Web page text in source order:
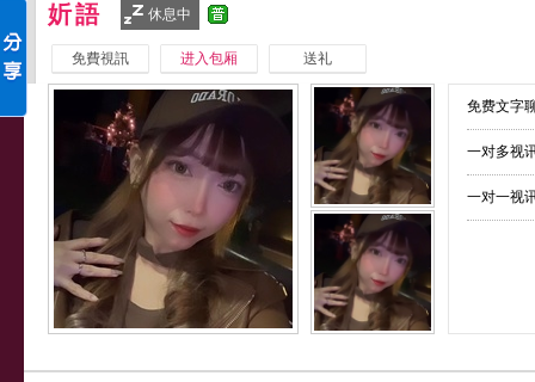
妡語 休息中
免費視訊 进入包厢 送礼
免费文字
一对多视
一对一视